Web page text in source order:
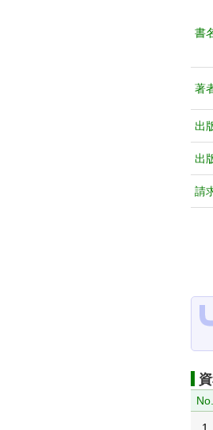
書
著
出
出
請